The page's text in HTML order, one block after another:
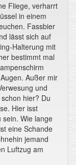
Fliege, verharrt
in einem
Fassbier
lässt sich auf
Halterung mit
bestimmt mal
Außer mir
und
hier? Du
Hier isst
sein. Wie lange
eine Schande
jemand
Luftzug am